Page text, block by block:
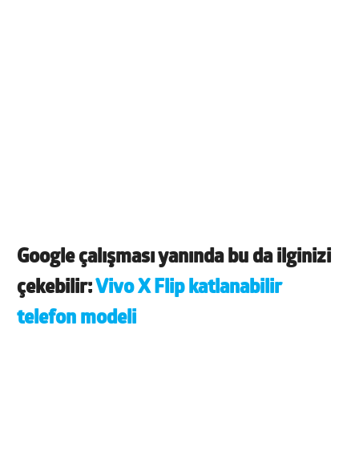
Google çalışması yanında bu da ilginizi
çekebilir: Vivo X Flip katlanabilir
telefon modeli